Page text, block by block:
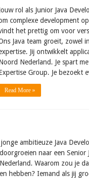
rol als Junior Java
complexe development
het prettig om voor
Java team groeit, zowel
Jij ontwikkelt
Nederland. Je spart
Group. Je bezoekt
Read More »
ambitieuze Java
naar een
Waarom zou je
hebben? Iemand als jij